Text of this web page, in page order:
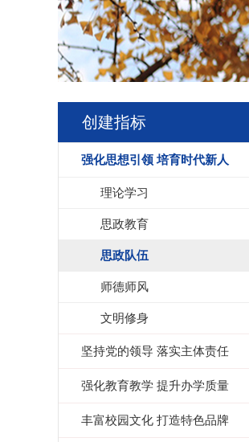
创建指标
强化思想引领 培育时代新人
理论学习
思政教育
思政队伍
师德师风
文明修身
坚持党的领导 落实主体责任
强化教育教学 提升办学质量
丰富校园文化 打造特色品牌